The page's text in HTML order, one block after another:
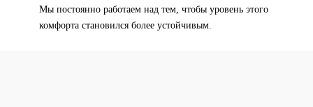
Мы постоянно работаем над тем, чтобы уровень этого
комфорта становился более устойчивым.